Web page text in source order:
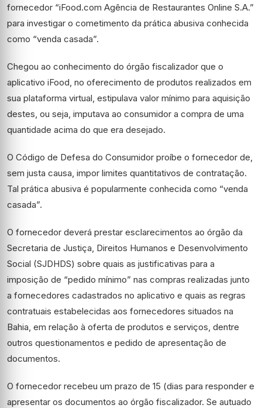
fornecedor “iFood.com Agência de Restaurantes Online S.A.”
para investigar o cometimento da prática abusiva conhecida
como “venda casada”.
Chegou ao conhecimento do órgão fiscalizador que o
aplicativo iFood, no oferecimento de produtos realizados em
sua plataforma virtual, estipulava valor mínimo para aquisição
destes, ou seja, imputava ao consumidor a compra de uma
quantidade acima do que era desejado.
O Código de Defesa do Consumidor proíbe o fornecedor de,
sem justa causa, impor limites quantitativos de contratação.
Tal prática abusiva é popularmente conhecida como “venda
casada”.
O fornecedor deverá prestar esclarecimentos ao órgão da
Secretaria de Justiça, Direitos Humanos e Desenvolvimento
Social (SJDHDS) sobre quais as justificativas para a
imposição de “pedido mínimo” nas compras realizadas junto
a fornecedores cadastrados no aplicativo e quais as regras
contratuais estabelecidas aos fornecedores situados na
Bahia, em relação à oferta de produtos e serviços, dentre
outros questionamentos e pedido de apresentação de
documentos.
O fornecedor recebeu um prazo de 15 (dias para responder e
apresentar os documentos ao órgão fiscalizador. Se autuado